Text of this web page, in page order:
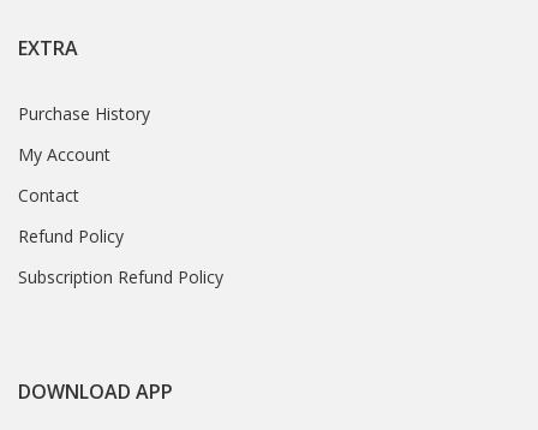
EXTRA
Purchase History
My Account
Contact
Refund Policy
Subscription Refund Policy
DOWNLOAD APP